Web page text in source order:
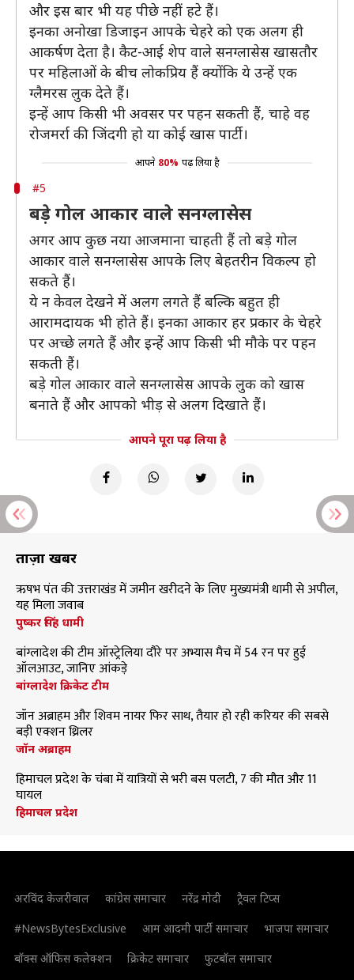
और इस बार भी यह पीछे नहीं हटे हैं।
इनका अनोखा डिजाइन आपके चेहरे को एक अलग ही
आकर्षण देता है। कैट-आई शेप वाले सनग्लासेस खासतौर
पर महिलाओं के बीच लोकप्रिय हैं क्योंकि ये उन्हें एक
ग्लैमरस लुक देते हैं।
इन्हें आप किसी भी अवसर पर पहन सकती हैं, चाहे वह
रोजमर्रा की जिंदगी हो या कोई खास पार्टी।
आपने 80% पढ़ लिया है
#5
बड़े गोल आकार वाले सनग्लासेस
अगर आप कुछ नया आजमाना चाहती हैं तो बड़े गोल
आकार वाले सनग्लासेस आपके लिए बेहतरीन विकल्प हो
सकते हैं।
ये न केवल देखने में अलग लगते हैं बल्कि बहुत ही
आरामदायक भी होते हैं। इनका आकार हर प्रकार के चेहरे
पर अच्छे लगते हैं और इन्हें आप किसी भी मौके पर पहन
सकती हैं।
बड़े गोल आकार वाले सनग्लासेस आपके लुक को खास
बनाते हैं और आपको भीड़ से अलग दिखाते हैं।
आपने पूरा पढ़ लिया है
ताज़ा खबरें
ऋषभ पंत की उत्तराखंड में जमीन खरीदने के लिए मुख्यमंत्री धामी से अपील,
यह मिला जवाब
पुष्कर सिंह धामी
बांग्लादेश की टीम ऑस्ट्रेलिया दौरे पर अभ्यास मैच में 54 रन पर हुई
ऑलआउट, जानिए आंकड़े
बांग्लादेश क्रिकेट टीम
जॉन अब्राहम और शिवम नायर फिर साथ, तैयार हो रही करियर की सबसे
बड़ी एक्शन थ्रिलर
जॉन अब्राहम
हिमाचल प्रदेश के चंबा में यात्रियों से भरी बस पलटी, 7 की मौत और 11
घायल
हिमाचल प्रदेश
अरविंद केजरीवाल कांग्रेस समाचार नरेंद्र मोदी
ट्रैवल टिप्स
#NewsBytesExclusive
आम आदमी पार्टी समाचार
भाजपा समाचार
बॉक्स ऑफिस कलेक्शन
क्रिकेट समाचार फुटबॉल समाचार